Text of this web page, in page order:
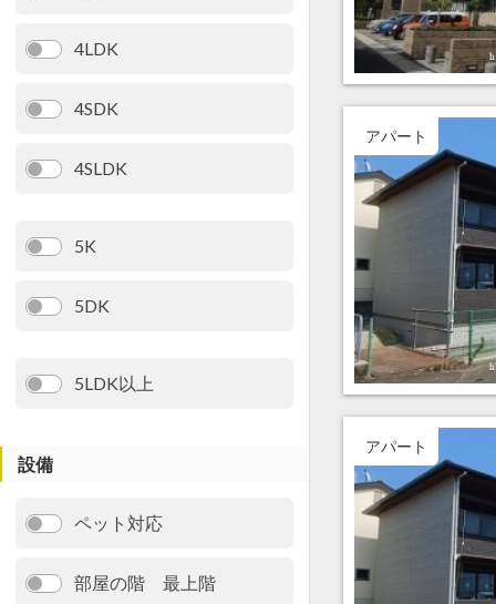
4LDK
4SDK
4SLDK
5K
5DK
5LDK以上
設備
ペット対応
部屋の階 最上階
アパート
アパート